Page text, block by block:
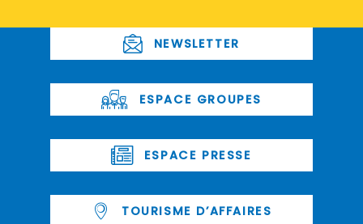
NEWSLETTER
ESPACE GROUPES
ESPACE PRESSE
TOURISME D’AFFAIRES